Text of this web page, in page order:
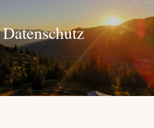
Datenschutz